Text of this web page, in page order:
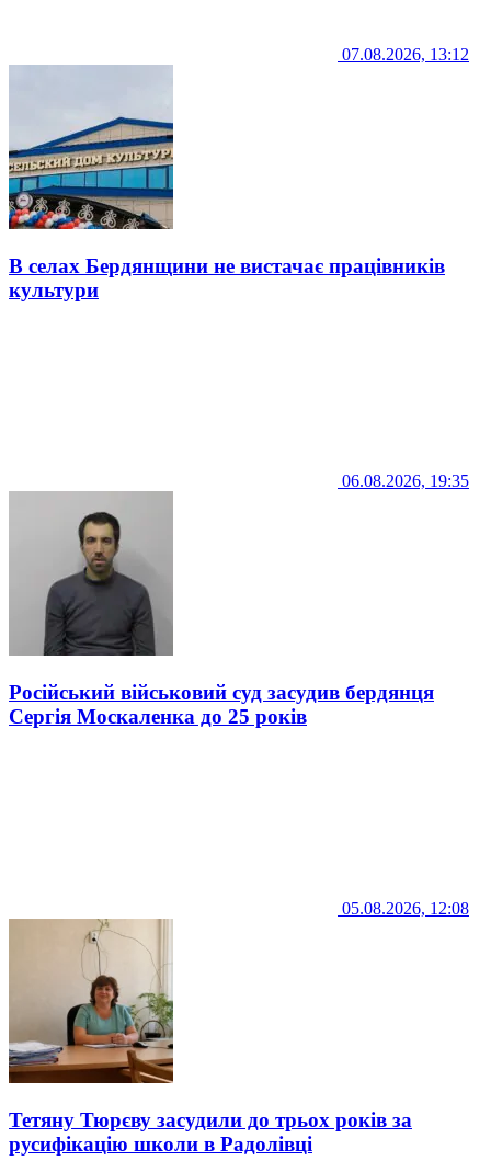
07.08.2026, 13:12
В селах Бердянщини не вистачає працівників
культури
06.08.2026, 19:35
Російський військовий суд засудив бердянця
Сергія Москаленка до 25 років
05.08.2026, 12:08
Тетяну Тюрєву засудили до трьох років за
русифікацію школи в Радолівці